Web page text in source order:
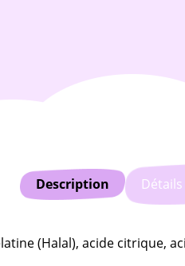
Description
(Halal), acide citrique,